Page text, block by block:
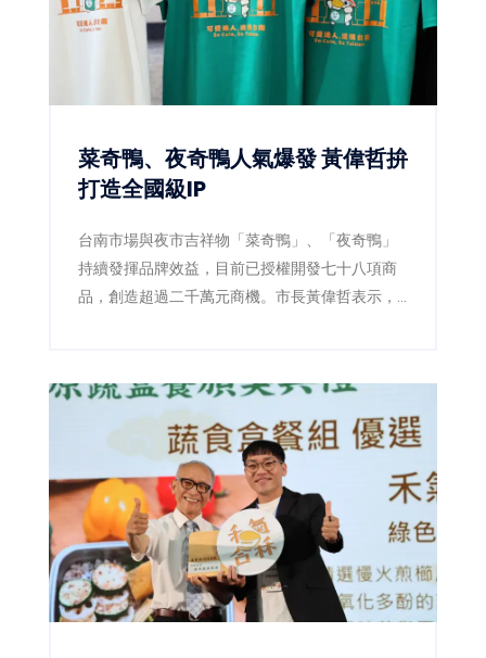
菜奇鴨、夜奇鴨人氣爆發 黃偉哲拚
打造全國級IP
台南市場與夜市吉祥物「菜奇鴨」、「夜奇鴨」
持續發揮品牌效益，目前已授權開發七十八項商
品，創造超過二千萬元商機。市長黃偉哲表示，